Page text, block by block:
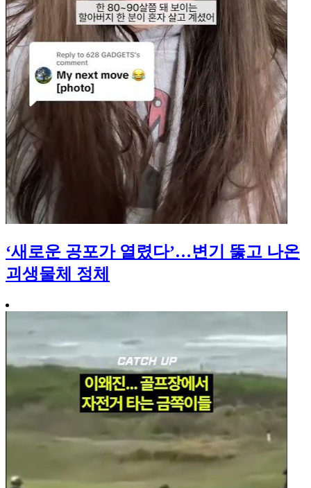
‘새로운 공포가 열렸다’…변기 뚫고 나온
괴생물체 정체